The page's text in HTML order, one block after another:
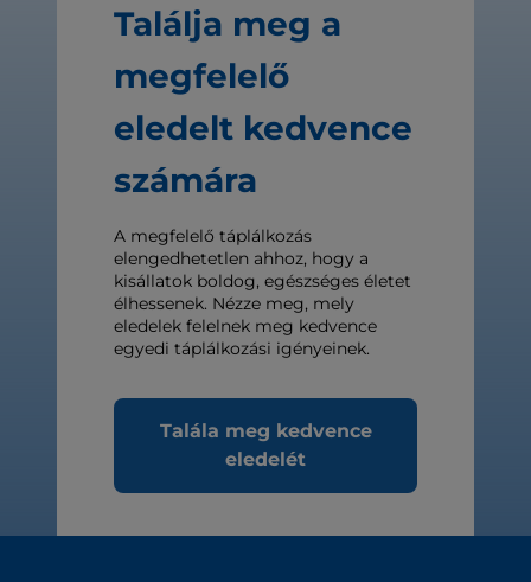
Találja meg a
megfelelő
eledelt kedvence
számára
A megfelelő táplálkozás
elengedhetetlen ahhoz, hogy a
kisállatok boldog, egészséges életet
élhessenek. Nézze meg, mely
eledelek felelnek meg kedvence
egyedi táplálkozási igényeinek.
Talála meg kedvence
eledelét